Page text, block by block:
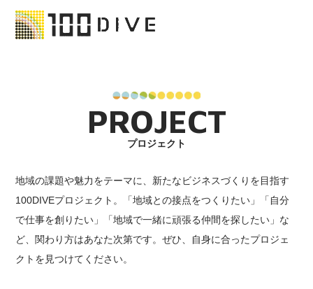
PROJECT
プロジェクト
地域の課題や魅力をテーマに、新たなビジネスづくりを目指す
100DIVEプロジェクト。「地域との接点をつくりたい」「自分
で仕事を創りたい」「地域で一緒に頑張る仲間を探したい」な
ど、関わり方はあなた次第です。ぜひ、自身に合ったプロジェ
クトを見つけてください。